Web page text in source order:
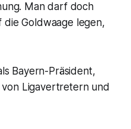
Man darf doch
die Goldwaage legen,
Bayern-Präsident,
Ligavertretern und